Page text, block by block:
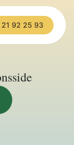
21 92 25 93